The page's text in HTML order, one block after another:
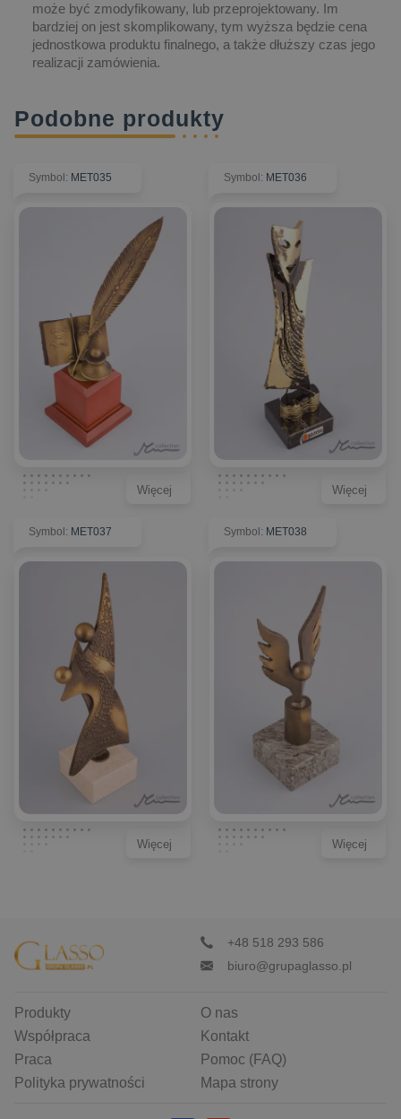
może być zmodyfikowany, lub przeprojektowany. Im
bardziej on jest skomplikowany, tym wyższa będzie cena
jednostkowa produktu finalnego, a także dłuższy czas jego
realizacji zamówienia.
Podobne produkty
Symbol: MET035
Więcej
Symbol: MET036
Więcej
Symbol: MET037
Więcej
Symbol: MET038
Więcej
+48 518 293 586
biuro@grupaglasso.pl
Produkty
O nas
Współpraca
Kontakt
Praca
Pomoc (FAQ)
Polityka prywatności
Mapa strony